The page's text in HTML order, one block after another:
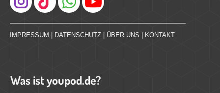
Instagram
IMPRESSUM | DATENSCHUTZ | ÜBER UNS | KONTAKT
Was ist youpod.de?